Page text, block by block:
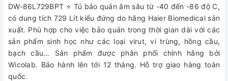
DW-86L729BPT ⭐ Tủ bảo quản âm sâu từ -40 đến -86 độ C,
có dung tích 729 Lít kiểu đứng do hãng Haier Biomedical sản
xuất. Phù hợp cho việc bảo quản trong thời gian dài với các
sản phẩm sinh học như các loại virut, vi trùng, hồng cầu,
bạch cầu… Sản phẩm được phân phối chính hãng bởi
Wicolab. Bảo hành lên tới 12 tháng. Hỗ trợ giao hàng toàn
quốc.